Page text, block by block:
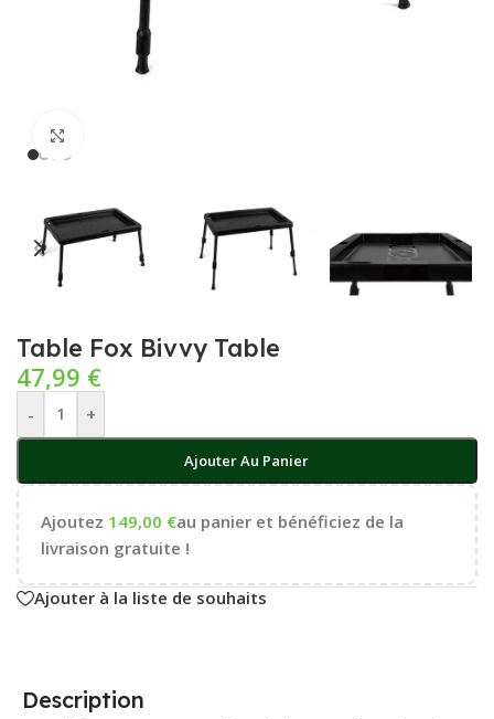
Table Fox Bivvy Table
47,99 €
- +
Ajouter Au Panier
Ajoutez 149,00 €au panier et bénéficiez de la
livraison gratuite !
Ajouter à la liste de souhaits
Description